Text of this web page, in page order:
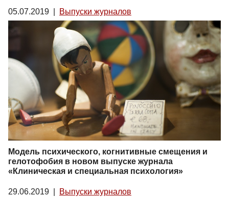
05.07.2019 Выпуски журналов
Модель психического, когнитивные смещения и
гелотофобия в новом выпуске журнала
«Клиническая и специальная психология»
29.06.2019 Выпуски журналов